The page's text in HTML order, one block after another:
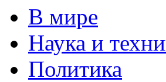
В мире
Наука и
Политика